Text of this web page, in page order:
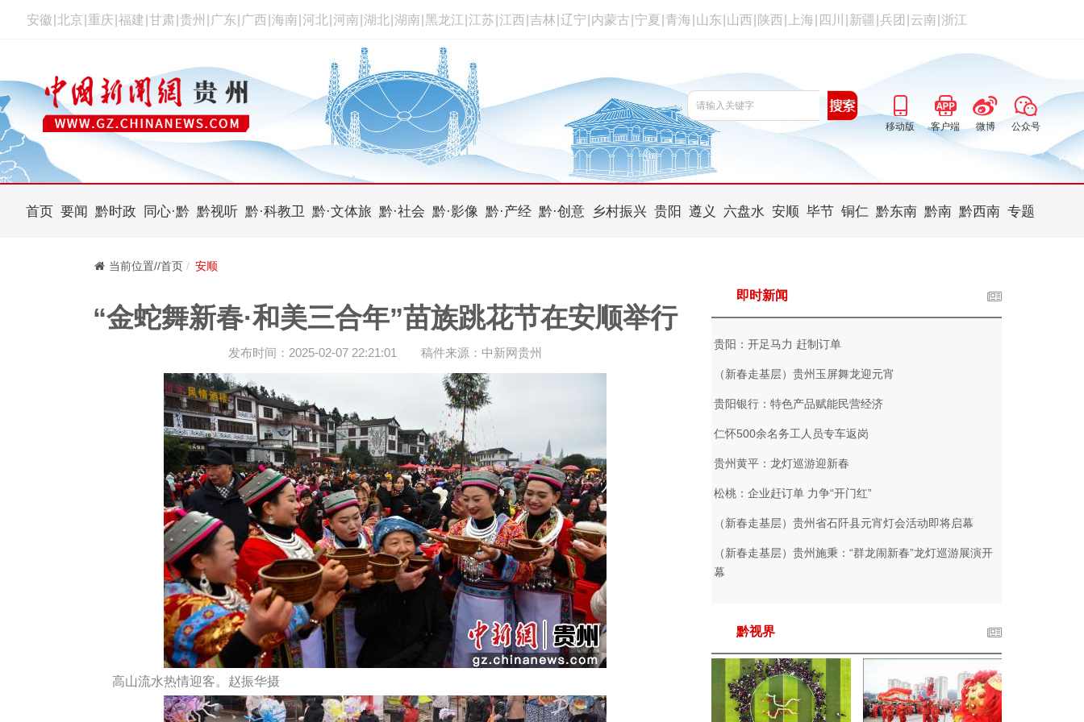
安徽 北京 重庆 福建 甘肃 贵州 广东 广西 海南 河北 河南 湖北 湖南 黑龙江 江苏 江西 吉林 辽宁 内蒙古 宁夏 青海 山东 山西 陕西 上海 四川 新疆 兵团 云南 浙江
移动版 客户端 微博 公众号
首页 要闻 黔时政 同心·黔 黔视听 黔·科教卫 黔·文体旅 黔·社会 黔·影像 黔·产经 黔·创意 乡村振兴 贵阳 遵义 六盘水 安顺 毕节 铜仁 黔东南 黔南 黔西南 专题
当前位置//首页 安顺
“金蛇舞新春·和美三合年”苗族跳花节在安顺举行
发布时间：2025-02-07 22:21:01 稿件来源：中新网贵州
高山流水热情迎客。赵振华摄
即时新闻
贵阳：开足马力 赶制订单
（新春走基层）贵州玉屏舞龙迎元宵
贵阳银行：特色产品赋能民营经济
仁怀500余名务工人员专车返岗
贵州黄平：龙灯巡游迎新春
松桃：企业赶订单 力争“开门红”
（新春走基层）贵州省石阡县元宵灯会活动即将启幕
（新春走基层）贵州施秉：“群龙闹新春”龙灯巡游展演开
幕
黔视界